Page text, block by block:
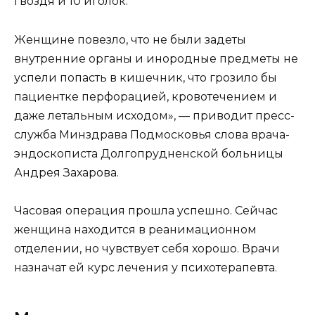
Женщине повезло, что не были задеты
внутренние органы и инородные предметы не
успели попасть в кишечник, что грозило бы
пациентке перфорацией, кровотечением и
даже летальным исходом», — приводит пресс-
служба Минздрава Подмосковья слова врача-
эндоскописта Долгопрудненской больницы
Андрея Захарова.
Часовая операция прошла успешно. Сейчас
женщина находится в реанимационном
отделении, но чувствует себя хорошо. Врачи
назначат ей курс лечения у психотерапевта.